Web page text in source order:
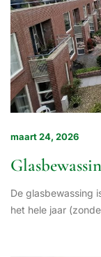
maart 24, 2026
De glasbewassing
het hele jaar